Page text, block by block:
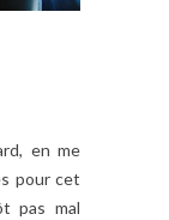
en me
pour cet
pas mal